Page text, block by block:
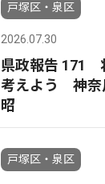
戸塚区・泉区
2026.07.30
県政報告 171
考えよう 神奈
昭
戸塚区・泉区